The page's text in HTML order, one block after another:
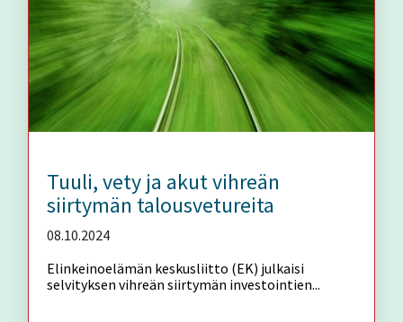
Tuuli, vety ja akut vihreän
siirtymän talousvetureita
08.10.2024
Elinkeinoelämän keskusliitto (EK) julkaisi
selvityksen vihreän siirtymän investointien...